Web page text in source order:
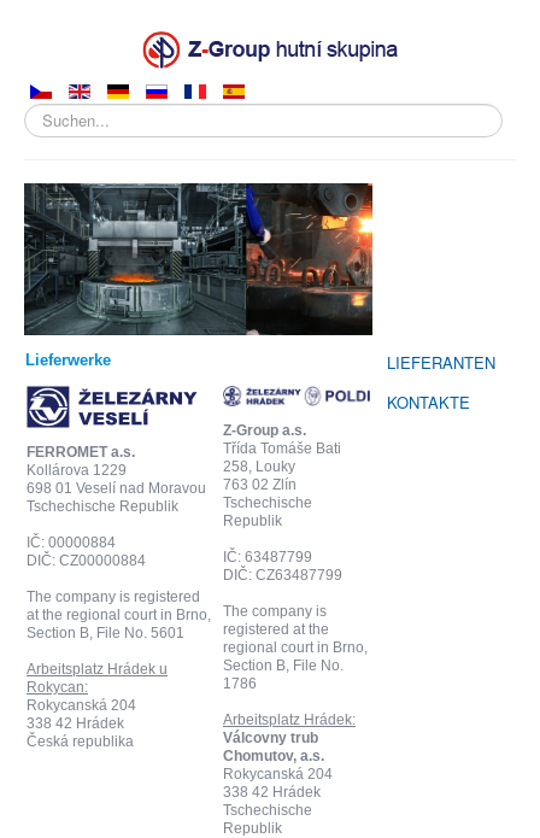
Suchen...
LIEFERANTEN
KONTAKTE
Lieferwerke
FERROMET a.s.
Kollárova 1229
698 01 Veselí nad Moravou
Tschechische Republik
IČ: 00000884
DIČ: CZ00000884
The company is registered
at the regional court in Brno,
Section B, File No. 5601
Arbeitsplatz Hrádek u
Rokycan:
Rokycanská 204
338 42 Hrádek
Česká republika
Z-Group a.s.
Třída Tomáše Bati
258, Louky
763 02 Zlín
Tschechische
Republik
IČ: 63487799
DIČ: CZ63487799
The company is
registered at the
regional court in Brno,
Section B, File No.
1786
Arbeitsplatz Hrádek:
Válcovny trub
Chomutov, a.s.
Rokycanská 204
338 42 Hrádek
Tschechische
Republik